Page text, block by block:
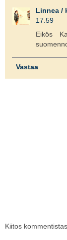
Linnea /
17.59
Eikös
Vastaa
Kiitos